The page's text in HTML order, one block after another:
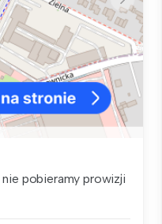
pobieramy prowizji